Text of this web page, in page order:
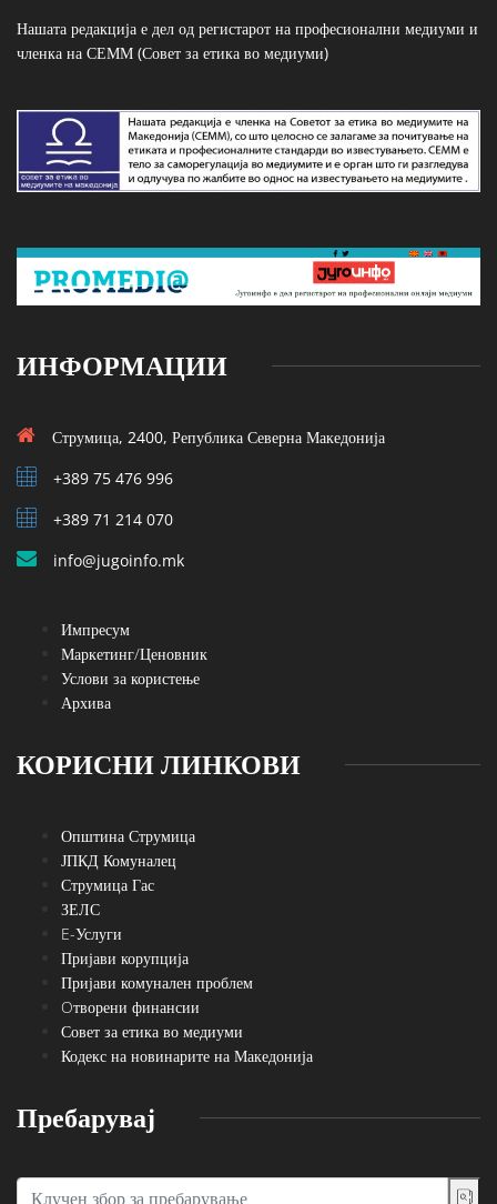
Нашата редакција е дел од регистарот на професионални медиуми и
членка на СЕММ (Совет за етика во медиуми)
ИНФОРМАЦИИ
Струмица, 2400, Република Северна Македонија
+389 75 476 996
+389 71 214 070
info@jugoinfo.mk
Импресум
Маркетинг/Ценовник
Услови за користење
Архива
КОРИСНИ ЛИНКОВИ
Општина Струмица
ЈПКД Комуналец
Струмица Гас
ЗЕЛС
E-Услуги
Пријави корупција
Пријави комунален проблем
Oтворени финансии
Совет за етика во медиуми
Кодекс на новинарите на Македонија
Пребарувај